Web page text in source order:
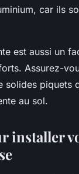
car ils
est aussi un
Assurez-
solides piquets
au sol.
installer